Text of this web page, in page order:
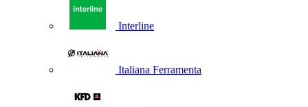
Interline
Italiana Ferramenta